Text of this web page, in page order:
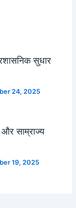
सुधार
24, 2025
और साम्राज्य
19, 2025